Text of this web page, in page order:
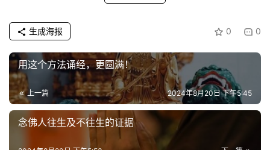
明
0 0
生成海报
用这个方法诵经，更圆满！
上一篇 2024年8月20日 下午5:45
念佛人往生及不往生的证据